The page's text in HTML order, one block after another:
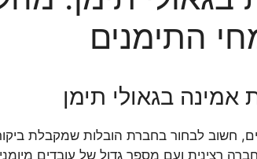
התימנים
בגאולי תימן
חשוב לבחור בחברת הובלות שמקבלת
רצינית ועם מספר גדול של עובדים